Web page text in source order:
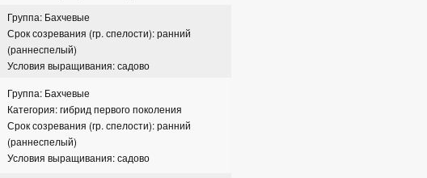
Группа: Бахчевые
Срок созревания (гр. спелости): ранний
(раннеспелый)
Условия выращивания: садово
Группа: Бахчевые
Категория: гибрид первого поколения
Срок созревания (гр. спелости): ранний
(раннеспелый)
Условия выращивания: садово